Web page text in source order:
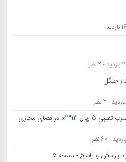
جنگل
هشدار؛ مراقب «سکه ضرب تقلبی 5 ریال 1313» در فضای مجازی
پرسش و پاسخ - نسخه 5